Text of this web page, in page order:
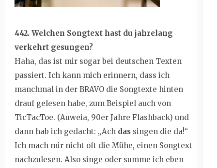
442. Welchen Songtext hast du jahrelang
verkehrt gesungen?
Haha, das ist mir sogar bei deutschen Texten
passiert. Ich kann mich erinnern, dass ich
manchmal in der BRAVO die Songtexte hinten
drauf gelesen habe, zum Beispiel auch von
TicTacToe. (Auweia, 90er Jahre Flashback) und
dann hab ich gedacht: „Ach das singen die da!“
Ich mach mir nicht oft die Mühe, einen Songtext
nachzulesen. Also singe oder summe ich eben